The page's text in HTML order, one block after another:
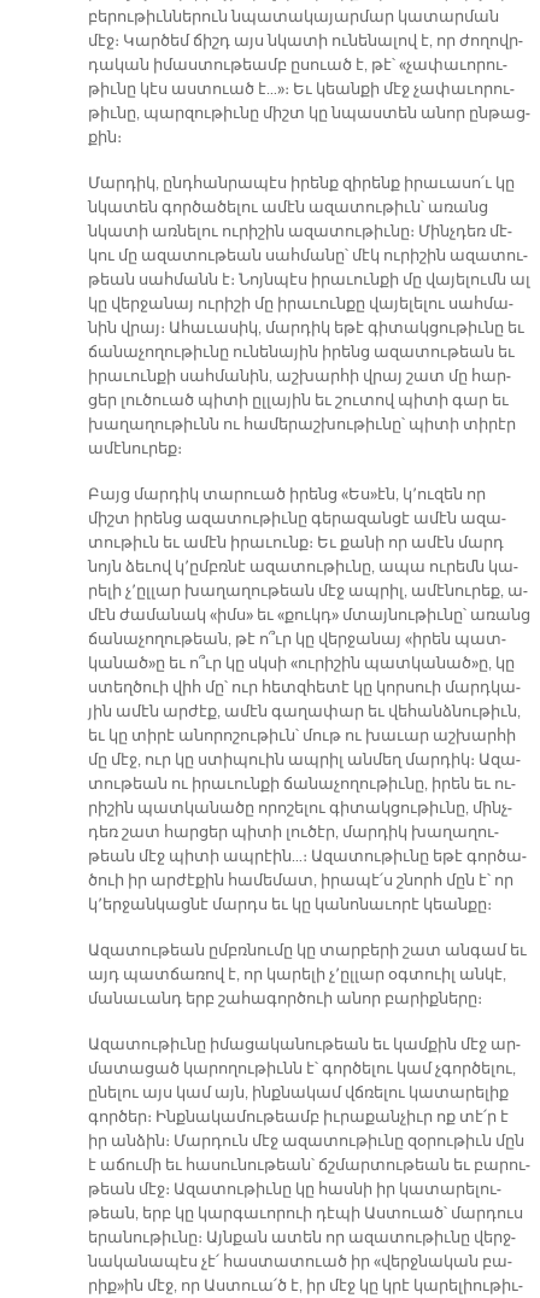
բե­րու­թիւն­նե­րուն նպա­տա­կա­յար­մար կա­տար­ման
մէջ։ Կար­ծեմ ճիշդ այս նկա­տի ու­նե­նա­լով է, որ ժո­ղովր­
դա­կան ի­մաս­տու­թեամբ ը­սուած է, թէ՝ «չա­փա­ւո­րու­
թիւ­նը կէս աս­տուած է…»։ Եւ կեան­քի մէջ չա­փա­ւո­րու­
թիւ­նը, պար­զու­թիւ­նը միշտ կը նպաս­տեն ա­նոր ըն­թաց­
քին։
Մար­դիկ, ընդ­հան­րա­պէս ի­րենք զի­րենք ի­րա­ւա­սո՛ւ կը
նկա­տեն գոր­ծա­ծե­լու ա­մէն ա­զա­տու­թիւն՝ ա­ռանց
նկա­տի առ­նե­լու ու­րի­շին ա­զա­տու­թիւ­նը։ Մինչ­դեռ մէ­
կու մը ա­զա­տու­թեան սահ­մա­նը՝ մէկ ու­րի­շին ա­զա­տու­
թեան սահ­մանն է։ Նոյն­պէս ի­րա­ւուն­քի մը վա­յե­լումն ալ
կը վեր­ջա­նայ ու­րի­շի մը ի­րա­ւուն­քը վա­յե­լե­լու սահ­մա­
նին վրայ։ Ա­հա­ւա­սիկ, մար­դիկ ե­թէ գի­տակ­ցու­թիւ­նը եւ
ճա­նա­չո­ղու­թիւ­նը ու­նե­նա­յին ի­րենց ա­զա­տու­թեան եւ
ի­րա­ւուն­քի սահ­մա­նին, աշ­խար­հի վրայ շատ մը հար­
ցեր լու­ծուած պի­տի ըլ­լա­յին եւ շու­տով պի­տի գար եւ
խա­ղա­ղու­թիւնն ու հա­մե­րաշ­խու­թիւ­նը՝ պի­տի տի­րէր
ա­մէ­նու­րեք։
Բայց մար­դիկ տա­րուած ի­րենց «Ես»էն, կ՚ու­զեն որ
միշտ ի­րենց ա­զա­տու­թիւ­նը գե­րա­զան­ցէ ա­մէն ա­զա­
տու­թիւն եւ ա­մէն ի­րա­ւունք։ Եւ քա­նի որ ա­մէն մարդ
նոյն ձե­ւով կ՚ըմբռ­նէ ա­զա­տու­թիւ­նը, ա­պա ու­րեմն կա­
րե­լի չ՚ըլ­լար խա­ղա­ղու­թեան մէջ ապ­րիլ, ա­մէ­նու­րեք, ա­
մէն ժա­մա­նակ «իմս» եւ «քուկդ» մտայ­նու­թիւ­նը՝ ա­ռանց
ճա­նա­չո­ղու­թեան, թէ ո՞ւր կը վեր­ջա­նայ «ի­րեն պատ­
կա­նած»ը եւ ո՞ւր կը սկսի «ու­րի­շին պատ­կա­նած»ը, կը
ստեղ­ծուի վիհ մը՝ ուր հետզ­հե­տէ կը կոր­սուի մարդ­կա­
յին ա­մէն ար­ժէք, ա­մէն գա­ղա­փար եւ վե­հանձ­նու­թիւն,
եւ կը տի­րէ ա­նո­րո­շու­թիւն՝ մութ ու խա­ւար աշ­խար­հի
մը մէջ, ուր կը ստի­պուին ապ­րիլ ան­մեղ մար­դիկ։ Ա­զա­
տու­թեան ու ի­րա­ւուն­քի ճա­նա­չո­ղու­թիւ­նը, ի­րեն եւ ու­
րի­շին պատ­կա­նա­ծը ո­րո­շե­լու գի­տակ­ցու­թիւ­նը, մինչ­
դեռ շատ հար­ցեր պի­տի լու­ծէր, մար­դիկ խա­ղա­ղու­
թեան մէջ պի­տի ապ­րէին…։ Ա­զա­տու­թիւ­նը ե­թէ գոր­ծա­
ծուի իր ար­ժէ­քին հա­մե­մատ, ի­րա­պէ՛ս շնորհ մըն է՝ որ
կ՚եր­ջան­կաց­նէ մարդս եւ կը կա­նո­նա­ւո­րէ կեան­քը։
Ա­զա­տու­թեան ըմբռ­նու­մը կը տար­բե­րի շատ ան­գամ եւ
այդ պատ­ճա­ռով է, որ կա­րե­լի չ՚ըլ­լար օգ­տուիլ ան­կէ,
մա­նա­ւանդ երբ շա­հա­գոր­ծուի ա­նոր բա­րիք­նե­րը։
Ա­զա­տու­թիւ­նը ի­մա­ցա­կա­նու­թեան եւ կամ­քին մէջ ար­
մա­տա­ցած կա­րո­ղու­թիւնն է՝ գոր­ծե­լու կամ չգոր­ծե­լու,
ը­նե­լու այս կամ այն, ինք­նա­կամ վճռե­լու կա­տա­րե­լիք
գոր­ծեր։ Ինք­նա­կա­մու­թեամբ իւ­րա­քան­չիւր ոք տէ՛ր է
իր ան­ձին։ Մար­դուն մէջ ա­զա­տու­թիւ­նը զօ­րու­թիւն մըն
է ա­ճու­մի եւ հա­սու­նու­թեան՝ ճշմար­տու­թեան եւ բա­րու­
թեան մէջ։ Ա­զա­տու­թիւ­նը կը հաս­նի իր կա­տա­րե­լու­
թեան, երբ կը կար­գա­ւո­րուի դէ­պի Աս­տուած՝ մար­դուս
ե­րա­նու­թիւ­նը։ Այն­քան ա­տեն որ ա­զա­տու­թիւ­նը վերջ­
նա­կա­նա­պէս չէ՛ հաս­տա­տուած իր «վերջ­նա­կան բա­
րիք»ին մէջ, որ Աս­տուա՛ծ է, իր մէջ կը կրէ կա­րե­լիու­թիւ­